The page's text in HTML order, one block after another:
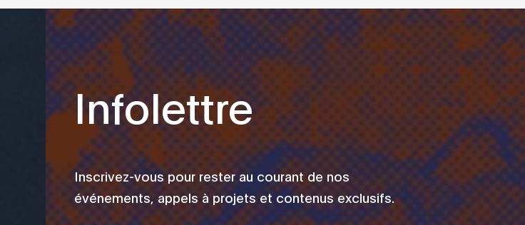
Infolettre
Inscrivez-vous pour rester au courant de nos
événements, appels à projets et contenus exclusifs.